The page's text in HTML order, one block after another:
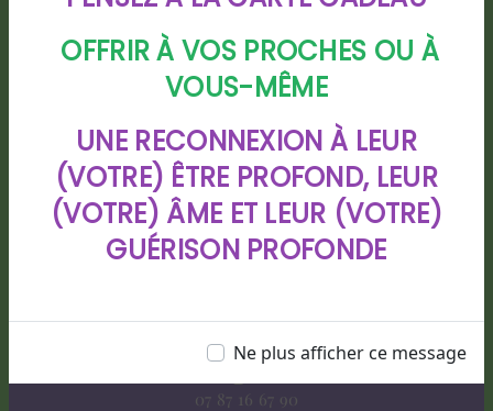
OFFRIR À VOS PROCHES OU À
VOUS-MÊME
UNE RECONNEXION À LEUR
(VOTRE) ÊTRE PROFOND, LEUR
(VOTRE) ÂME ET LEUR (VOTRE)
GUÉRISON PROFONDE
Ne plus afficher ce message
Adresse
88 chemin de Bigarre lotissement
CHIOULEBEN, 40280 HAUT MAUCO
Téléphone
07 87 16 67 90